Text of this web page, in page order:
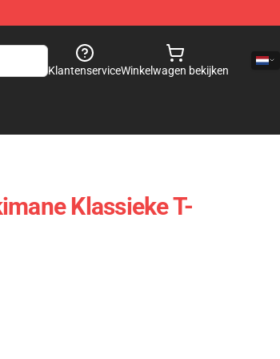
KlantenserviceWinkelwagen bekijken
Klassieke T-